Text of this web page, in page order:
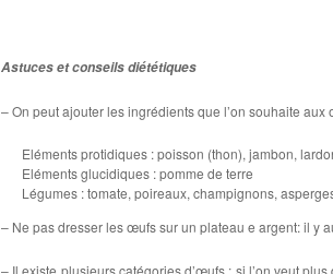
Astuces et conseils diététiques
– On peut ajouter les ingrédients que l’on souhaite aux
Eléments protidiques : poisson (thon), jambon,
Eléments glucidiques : pomme de terre
Légumes : tomate, poireaux, champignons,
– Ne pas dresser les œufs sur un plateau e argent: il y
– Il existe plusieurs catégories d’œufs : si l’on veut